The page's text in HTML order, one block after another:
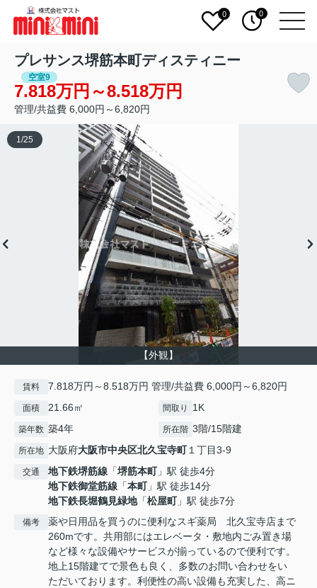
0 0
プレサンス堺筋本町ディスティニー
空室9
7.818万円～8.518万円
管理/共益費 6,000円～6,820円
【外観】
1 /25
賃料 7.818万円～8.518万円 管理/共益費 6,000円～6,820円
面積 21.66㎡ 間取り 1K
築年数 築4年 所在階 3階/15階建
所在地 大阪府大阪市中央区北久宝寺町１丁目3-9
交通 地下鉄堺筋線 「堺筋本町」駅 徒歩4分
地下鉄御堂筋線 「本町」駅 徒歩14分
地下鉄長堀鶴見緑地「松屋町」駅 徒歩7分
備考
薬や日用品を買うのに便利なスギ薬局 北久宝寺店まで
260mです。共用部にはエレベータ・敷地内ごみ置き場
など様々な設備やサービスが揃っているので便利です。
地上15階建てで景色も良く、多数のお問い合わせをい
ただいております。利便性の高い設備も充実した、高ニ